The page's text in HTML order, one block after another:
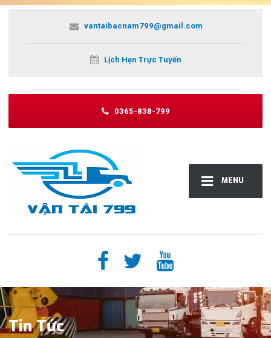
MENU
vantaibacnam799@gmail.com
Lịch Hẹn Trực Tuyến
0365-838-799
Tin Tức